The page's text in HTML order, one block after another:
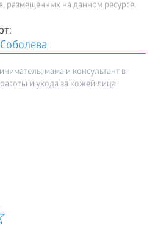
размещенных на данном ресурсе.
мама и консультант в
и ухода за кожей лица